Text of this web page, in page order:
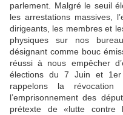
parlement. Malgré le seuil
les arrestations massives,
dirigeants, les membres et
physiques sur nos
désignant comme bouc
réussi à nous empêcher
élections du 7 Juin et
rappelons la révocation
l’emprisonnement des
prétexte de «lutte